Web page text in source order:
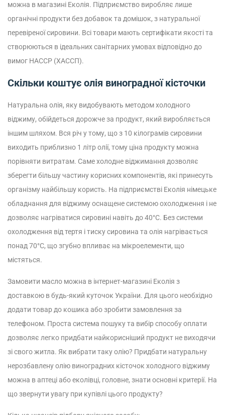
можна в магазині Еколія. Підприємство виробляє лише
органічні продукти без добавок та домішок, з натуральної
перевіреної сировини. Всі товари мають сертифікати якості та
створюються в ідеальних санітарних умовах відповідно до
вимог НАССР (ХАССП).
Скільки коштує олія виноградної кісточки
Натуральна олія, яку видобувають методом холодного
віджиму, обійдеться дорожче за продукт, який виробляється
іншим шляхом. Вся річ у тому, що з 10 кілограмів сировини
виходить приблизно 1 літр олії, тому ціна продукту можна
порівняти витратам. Саме холодне віджимання дозволяє
зберегти більшу частину корисних компонентів, які принесуть
організму найбільшу користь. На підприємстві Еколія німецьке
обладнання для віджиму оснащене системою охолодження і не
дозволяє нагріватися сировині навіть до 40°C. Без системи
охолодження від тертя і тиску сировина та олія нагрівається
понад 70°C, що згубно впливає на мікроелементи, що
містяться.
Замовити масло можна в інтернет-магазині Еколія з
доставкою в будь-який куточок України. Для цього необхідно
додати товар до кошика або зробити замовлення за
телефоном. Проста система пошуку та вибір способу оплати
дозволяє легко придбати найкорисніший продукт не виходячи
зі свого житла. Як вибрати таку олію? Придбати натуральну
нерозбавлену олію виноградних кісточок холодного віджиму
можна в аптеці або еколівці, головне, знати основні критерії. На
що звернути увагу при купівлі цього продукту?